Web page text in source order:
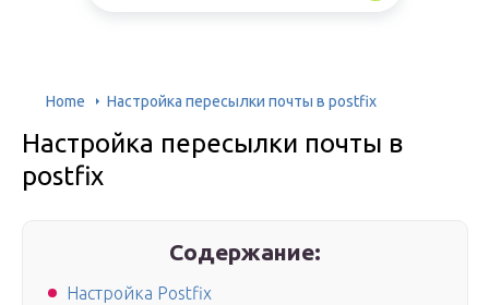
Home Настройка пересылки почты в postfix
Настройка пересылки почты в
postfix
Содержание:
Настройка Postfix